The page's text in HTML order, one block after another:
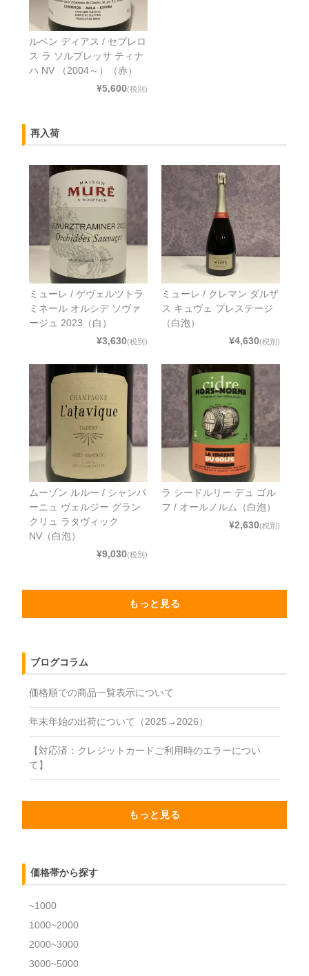
ルベン ディアス / セブレロ
ス ラ ソルプレッサ ティナ
ハ NV （2004～）（赤）
¥5,600(税別)
再入荷
ミューレ / ゲヴェルツトラ
ミネール オルシデ ソヴァ
ージュ 2023（白）
¥3,630(税別)
ミューレ / クレマン ダルザ
ス キュヴェ プレステージ
（白泡）
¥4,630(税別)
ムーゾン ルルー / シャンパ
ーニュ ヴェルジー グラン
クリュ ラタヴィック
NV（白泡）
¥9,030(税別)
ラ シードルリー デュ ゴル
フ / オールノルム（白泡）
¥2,630(税別)
もっと見る
ブログコラム
価格順での商品一覧表示について
年末年始の出荷について（2025→2026）
【対応済：クレジットカードご利用時のエラーについ
て】
もっと見る
価格帯から探す
~1000
1000~2000
2000~3000
3000~5000